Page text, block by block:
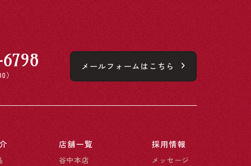
メールフォームはこちら
店舗一覧
谷中本店
採用情報
メッセージ